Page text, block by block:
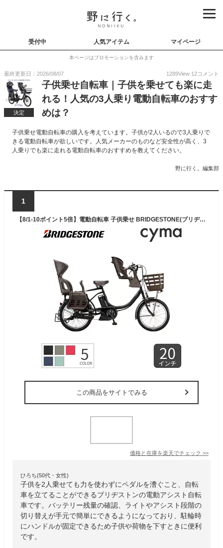
受付中 人気アイテム マイページ
本ページはプロモーションを含みます
最終更新日：2026/08/07 1289View 12コメント
決定
子供乗せ自転車｜子供を乗せても楽に走
れる！人気の3人乗り電動自転車のおすす
めは？
子供乗せ電動自転車の購入を考えています。子供が2人いるので3人乗りで
きる電動自転車が欲しいです。人気メーカーのものなど安全性が高く、3
人乗りでも楽に走れる電動自転車のおすすめを教えてください。
野に行く。編集部
1
【8/1-10ポイント5倍】電動自転車 子供乗せ BRIDGESTONE(ブリヂストン) 3人乗り用チャイルドシート付きアシスタC STD 2021年モデル 20インチ CC0C31【通常3~5営業日で出荷】
この商品をサイトでみる
価格と在庫を楽天でチェック >>
ひろち(50代・女性)
子供を2人乗せても力を使わずにペダルを漕ぐこと、自転
車を立てることができるブリヂストンの電動アシスト自転
車です。バッテリー残量の確認、ライトやアシスト段階の
切り替えが手元で簡単にできるようになっており、駐輪時
にハンドルが固定できるため子供や荷物を下すときに便利
です。